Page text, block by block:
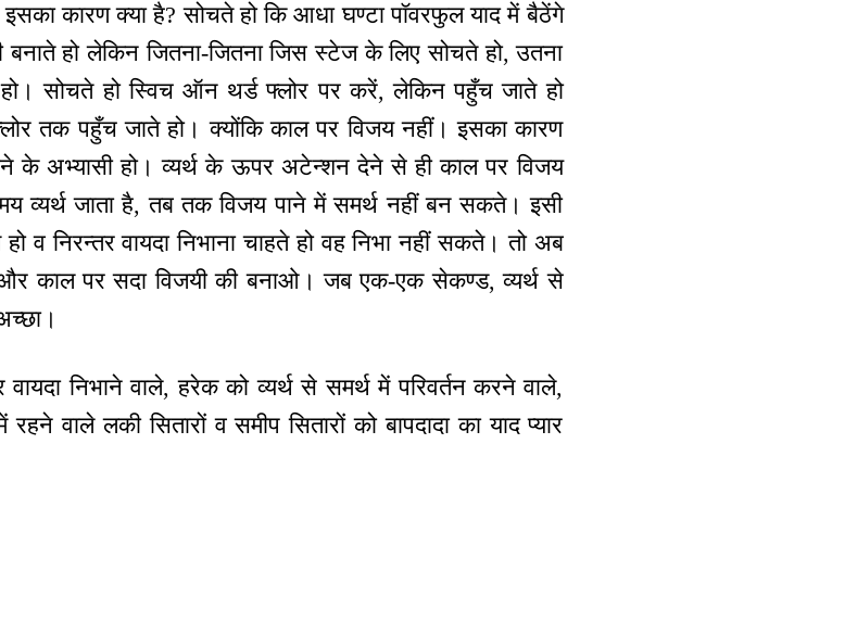
कारण क्या है? सोचते हो कि आधा घण्टा पॉवरफुल याद में बैठेंगे
हो लेकिन जितना-जितना जिस स्टेज के लिए सोचते हो, उतना
सोचते हो स्विच ऑन थर्ड फ्लोर पर करें, लेकिन पहुँच जाते हो
तक पहुँच जाते हो। क्योंकि काल पर विजय नहीं। इसका कारण
के अभ्यासी हो। व्यर्थ के ऊपर अटेन्शन देने से ही काल पर विजय
व्यर्थ जाता है, तब तक विजय पाने में समर्थ नहीं बन सकते। इसी
व निरन्तर वायदा निभाना चाहते हो वह निभा नहीं सकते। तो अब
और काल पर सदा विजयी की बनाओ। जब एक-एक सेकण्ड, व्यर्थ से
निभाने वाले, हरेक को व्यर्थ से समर्थ में परिवर्तन करने वाले,
वाले लकी सितारों व समीप सितारों को बापदादा का याद प्यार